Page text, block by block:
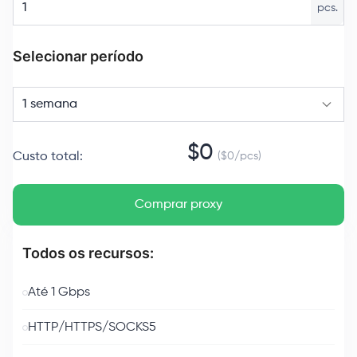
pcs.
Selecionar período
1 semana
Custo total : $0 ($0/pcs)
Comprar proxy
Todos os recursos:
Até 1 Gbps
HTTP/HTTPS/SOCKS5